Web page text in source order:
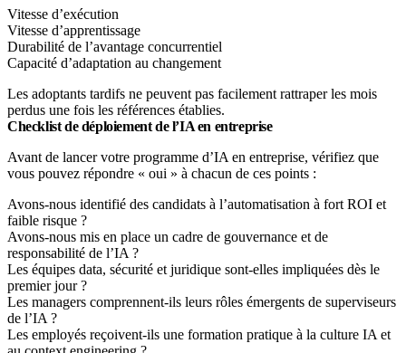
Vitesse d’exécution
Vitesse d’apprentissage
Durabilité de l’avantage concurrentiel
Capacité d’adaptation au changement
Les adoptants tardifs ne peuvent pas facilement rattraper les mois
perdus une fois les références établies.
Checklist de déploiement de l’IA en entreprise
Avant de lancer votre programme d’IA en entreprise, vérifiez que
vous pouvez répondre « oui » à chacun de ces points :
Avons-nous identifié des candidats à l’automatisation à fort ROI et
faible risque ?
Avons-nous mis en place un cadre de gouvernance et de
responsabilité de l’IA ?
Les équipes data, sécurité et juridique sont-elles impliquées dès le
premier jour ?
Les managers comprennent-ils leurs rôles émergents de superviseurs
de l’IA ?
Les employés reçoivent-ils une formation pratique à la culture IA et